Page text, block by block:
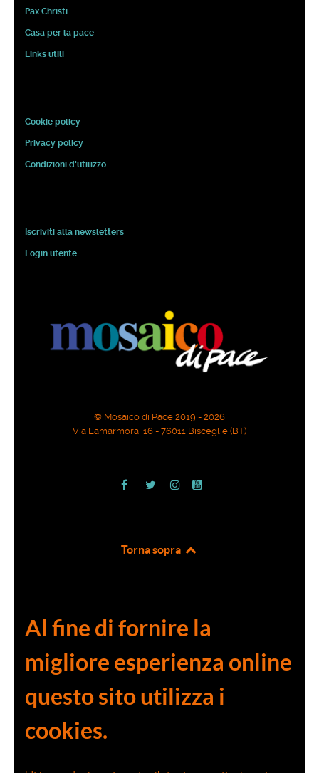
Pax Christi
Casa per la pace
Links utili
Cookie policy
Privacy policy
Condizioni d'utilizzo
Iscriviti alla newsletters
Login utente
© Mosaico di Pace 2019 - 2026
Via Lamarmora, 16 - 76011 Bisceglie (BT)
Torna sopra
Al fine di fornire la
migliore esperienza online
questo sito utilizza i
cookies.